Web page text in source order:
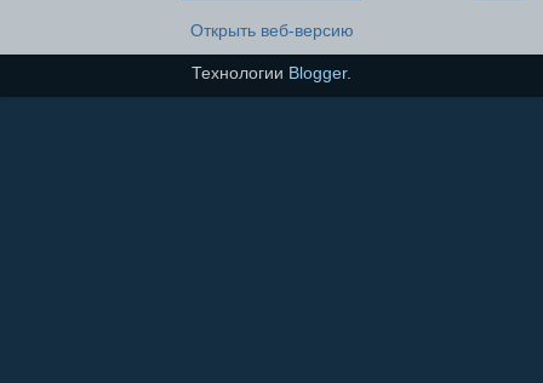
Открыть веб-версию
Технологии Blogger.